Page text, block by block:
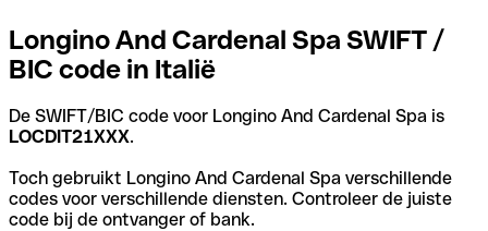
Longino And Cardenal Spa SWIFT /
BIC code in Italië
De SWIFT/BIC code voor Longino And Cardenal Spa is
LOCDIT21XXX.
Toch gebruikt Longino And Cardenal Spa verschillende
codes voor verschillende diensten. Controleer de juiste
code bij de ontvanger of bank.